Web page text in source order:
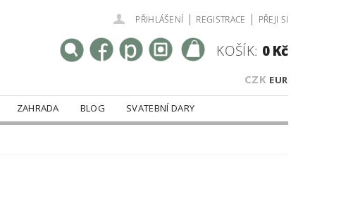
PŘIHLÁŠENÍ | REGISTRACE | PŘEJI SI
CZK EUR
KOŠÍK: 0 Kč
ZAHRADA BLOG
SVATEBNÍ DARY